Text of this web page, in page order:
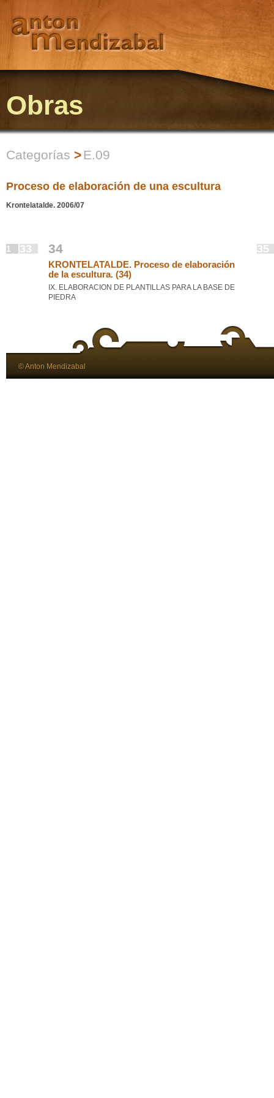
Obras
Categorías >E.09
Proceso de elaboración de una escultura
Krontelatalde. 2006/07
1 33 34
KRONTELATALDE. Proceso de elaboración
de la escultura. (34)
IX. ELABORACION DE PLANTILLAS PARA LA BASE DE
PIEDRA
35
© Anton Mendizabal